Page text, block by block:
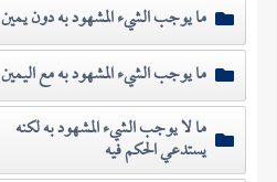
ما يوجب الشيء المشهود به دون يمين
ما يوجب الشيء المشهود به مع اليمين
ما لا يوجب الشيء المشهود به لكنه
يستدعي الحكم فيه